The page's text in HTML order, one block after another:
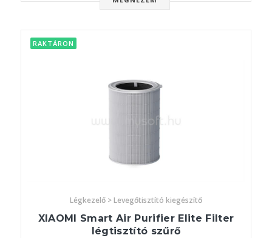
RAKTÁRON
Légkezelő > Levegőtisztító kiegészítő
XIAOMI Smart Air Purifier Elite Filter
légtisztító szűrő